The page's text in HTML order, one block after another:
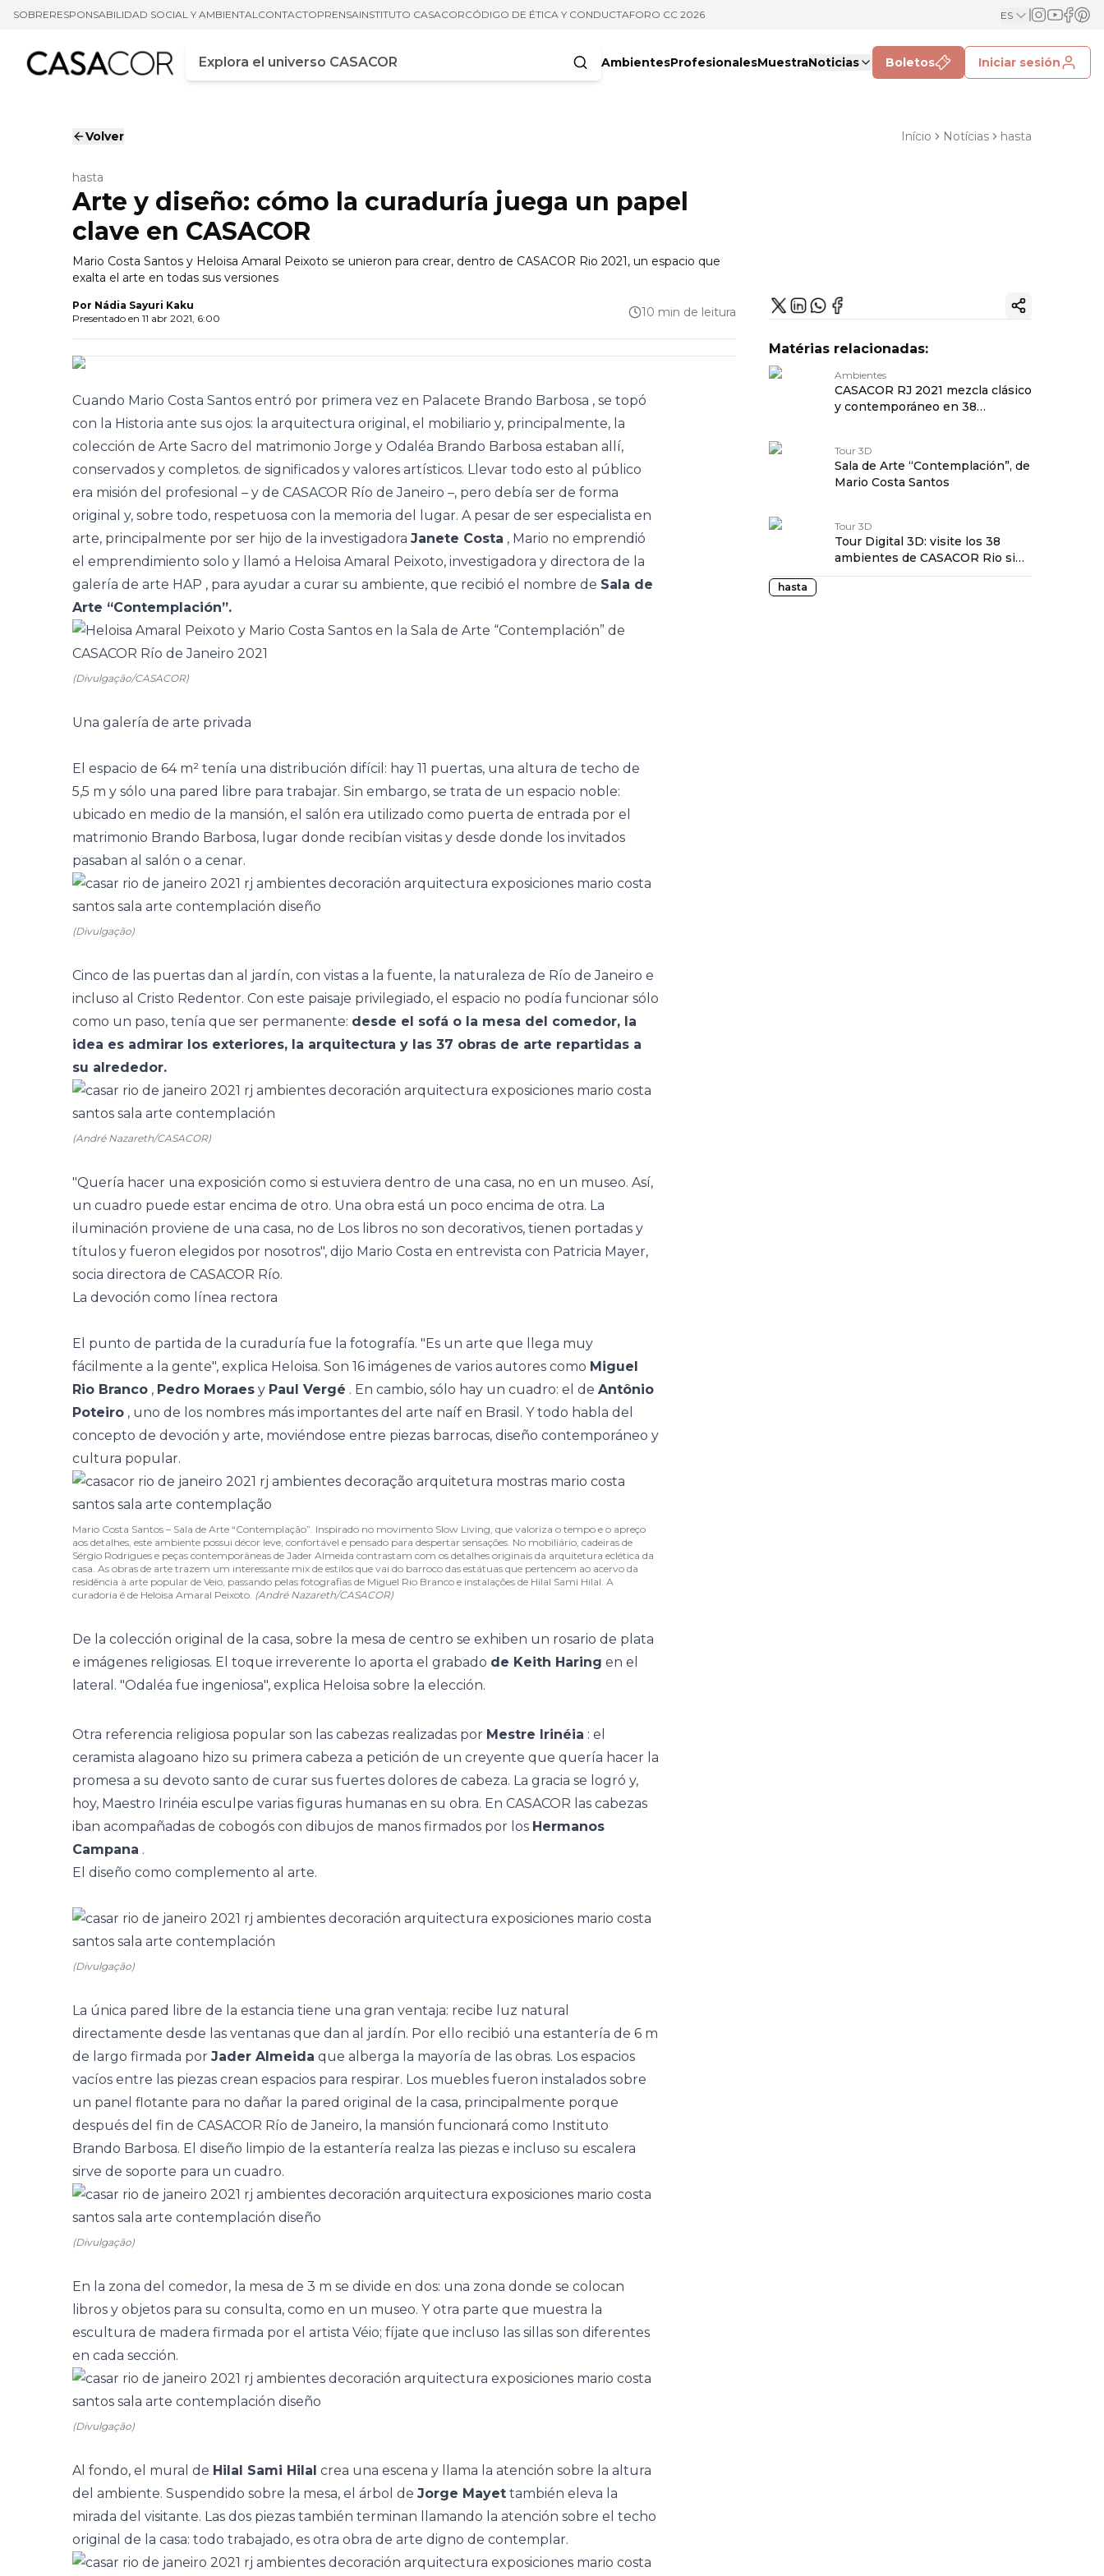
SOBRERESPONSABILIDAD SOCIAL Y AMBIENTALCONTACTOPRENSAINSTITUTO CASACORCÓDIGO DE ÉTICA Y CONDUCTAFORO CC 2026 ES
Campo de busca
Ingrese al menos tres caracteres
AmbientesProfesionalesMuestraNoticias Boletos Iniciar sesión
Volver Início Notícias hasta
hasta
Arte y diseño: cómo la curaduría juega un papel
clave en CASACOR
Mario Costa Santos y Heloisa Amaral Peixoto se unieron para crear, dentro de CASACOR Rio 2021, un espacio que
exalta el arte en todas sus versiones
Por Nádia Sayuri Kaku
Presentado en 11 abr 2021, 6:00 10 min de leitura
Cuando Mario Costa Santos entró por primera vez en Palacete Brando Barbosa , se topó
con la Historia ante sus ojos: la arquitectura original, el mobiliario y, principalmente, la
colección de Arte Sacro del matrimonioJorge y Odaléa Brando Barbosa estaban allí,
conservados y completos. de significados y valores artísticos. Llevar todo esto al público
era misión del profesional – y de CASACOR Río de Janeiro –, pero debía ser de forma
original y, sobre todo, respetuosa con la memoria del lugar. A pesar de ser especialista en
arte, principalmente por ser hijo de la investigadora Janete Costa , Mario no emprendió
el emprendimiento solo y llamó a Heloisa Amaral Peixoto, investigadora y directora de la
galería de arte HAP , para ayudar a curar su ambiente, que recibió el nombre de Sala de
Arte “Contemplación”.
(Divulgação/CASACOR)
Una galería de arte privada
El espacio de 64 m² tenía una distribución difícil: hay 11 puertas, una altura de techo de
5,5 m y sólo una pared libre para trabajar. Sin embargo, se trata de un espacio noble:
ubicado en medio de la mansión, el salón era utilizado como puerta de entrada por el
matrimonio Brando Barbosa, lugar donde recibían visitas y desde donde los invitados
pasaban al salón o a cenar.
(Divulgação)
Cinco de las puertas dan al jardín, con vistas a la fuente, la naturaleza de Río de Janeiro e
incluso al Cristo Redentor. Con este paisaje privilegiado, el espacio no podía funcionar sólo
como un paso, tenía que ser permanente: desde el sofá o la mesa del comedor, la
idea es admirar los exteriores, la arquitectura y las 37 obras de arte repartidas a
su alrededor.
(André Nazareth/CASACOR)
"Quería hacer una exposición como si estuviera dentro de una casa, no en un museo. Así,
un cuadro puede estar encima de otro. Una obra está un poco encima de otra. La
iluminación proviene de una casa, no de Los libros no son decorativos, tienen portadas y
títulos y fueron elegidos por nosotros", dijo Mario Costa en entrevista con Patricia Mayer,
socia directora de CASACOR Río.
La devoción como línea rectora
El punto de partida de la curaduría fue la fotografía. "Es un arte que llega muy
fácilmente a la gente", explica Heloisa. Son 16 imágenes de varios autores como Miguel
Rio Branco , Pedro Moraes y Paul Vergé . En cambio, sólo hay un cuadro: el de Antônio
Poteiro , uno de los nombres más importantes del arte naíf en Brasil. Y todo habla del
concepto de devoción y arte, moviéndose entre piezas barrocas, diseño contemporáneo y
cultura popular.
Mario Costa Santos – Sala de Arte “Contemplação”. Inspirado no movimento Slow Living, que valoriza o tempo e o apreço
aos detalhes, este ambiente possui décor leve, confortável e pensado para despertar sensações. No mobiliário, cadeiras de
Sérgio Rodrigues e peças contemporâneas de Jader Almeida contrastam com os detalhes originais da arquitetura eclética da
casa. As obras de arte trazem um interessante mix de estilos que vai do barroco das estátuas que pertencem ao acervo da
residência à arte popular de Veio, passando pelas fotografias de Miguel Rio Branco e instalações de Hilal Sami Hilal. A
curadoria é de Heloisa Amaral Peixoto. (André Nazareth/CASACOR)
De la colección original de la casa, sobre la mesa de centro se exhiben un rosario de plata
e imágenes religiosas. El toque irreverente lo aporta el grabado de Keith Haring en el
lateral. "Odaléa fue ingeniosa", explica Heloisa sobre la elección.
Otra referencia religiosa popular son las cabezas realizadas por Mestre Irinéia : el
ceramista alagoano hizo su primera cabeza a petición de un creyente que quería hacer la
promesa a su devoto santo de curar sus fuertes dolores de cabeza. La gracia se logró y,
hoy, Maestro Irinéia esculpe varias figuras humanas en su obra. En CASACOR las cabezas
iban acompañadas de cobogós con dibujos de manos firmados por los Hermanos
Campana .
El diseño como complemento al arte.
(Divulgação)
La única pared libre de la estancia tiene una gran ventaja: recibe luz natural
directamente desde las ventanas que dan al jardín. Por ello recibió una estantería de 6 m
de largo firmada por Jader Almeida que alberga la mayoría de las obras. Los espacios
vacíos entre las piezas crean espacios para respirar. Los muebles fueron instalados sobre
un panel flotante para no dañar la pared original de la casa, principalmente porque
después del fin de CASACOR Río de Janeiro, la mansión funcionará como Instituto
Brando Barbosa. El diseño limpio de la estantería realza las piezas e incluso su escalera
sirve de soporte para un cuadro.
(Divulgação)
En la zona del comedor, la mesa de 3 m se divide en dos: una zona donde se colocan
libros y objetos para su consulta, como en un museo. Y otra parte que muestra la
escultura de madera firmada por el artista Véio; fíjate que incluso las sillas son diferentes
en cada sección.
(Divulgação)
Al fondo, el mural de Hilal Sami Hilal crea una escena y llama la atención sobre la altura
del ambiente. Suspendido sobre la mesa, el árbol de Jorge Mayet también eleva la
mirada del visitante. Las dos piezas también terminan llamando la atención sobre el techo
original de la casa: todo trabajado, es otra obra de arte digno de contemplar.
Copiar enlace
Matérias relacionadas:
Ambientes
CASACOR RJ 2021 mezcla clásico
y contemporáneo en 38
Tour 3D
Sala de Arte “Contemplación”, de
Mario Costa Santos
Tour 3D
Tour Digital 3D: visite los 38
ambientes de CASACOR Rio sin
salir de casa
hasta